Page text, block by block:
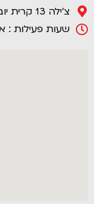
צ'ילה 13 קרית יובל.
שעות פעילות : א - ה